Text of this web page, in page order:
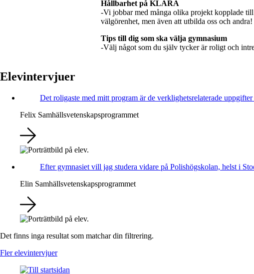
Hållbarhet på KLARA
-Vi jobbar med många olika projekt kopplade
välgörenhet, men även att utbilda oss och andra!
Tips till dig som ska välja gymnasium
-Välj något som du själv tycker är roligt och
Elevintervjuer
Det roligaste med mitt program är de verklighetsrelaterade
Felix Samhällsvetenskapsprogrammet
Efter gymnasiet vill jag studera vidare på Polishögskolan, helst i
Elin Samhällsvetenskapsprogrammet
Det finns inga resultat som matchar din filtrering.
Fler elevintervjuer